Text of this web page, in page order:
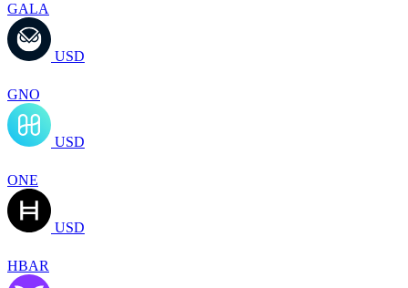
GALA
USD
GNO
USD
ONE
USD
HBAR